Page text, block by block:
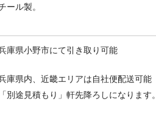
ール製。
庫県小野市にて引き取り可能
庫県内、 近畿エリアは自社便配送可能
別途見積もり」軒先降ろしになります。